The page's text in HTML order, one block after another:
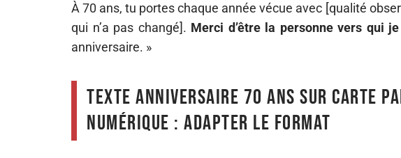
À 70 ans, tu portes chaque année vécue avec [qualité
qui n’a pas changé]. Merci d’être la personne vers qui
anniversaire. »
Texte anniversaire 70 ans sur carte
numérique : adapter le format